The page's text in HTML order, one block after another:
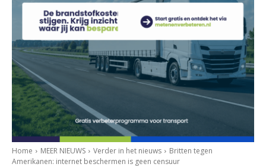
Home MEER NIEUWS Verder in het nieuws
Britten tegen
Amerikanen: internet beschermen is geen censuur